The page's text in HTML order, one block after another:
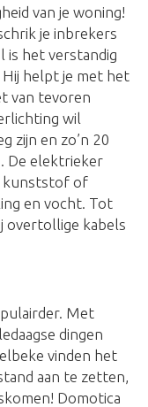
van je woning!
je inbrekers
is het verstandig
helpt je met het
van tevoren
wil
zijn en zo’n 20
De elektrieker
kunststof of
en vocht. Tot
overtollige kabels
Met
dingen
vinden het
aan te zetten,
Domotica